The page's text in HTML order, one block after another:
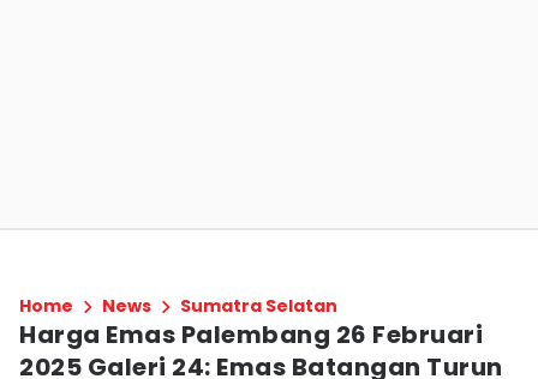
Home News Sumatra Selatan
Harga Emas Palembang 26 Februari
2025 Galeri 24: Emas Batangan Turun